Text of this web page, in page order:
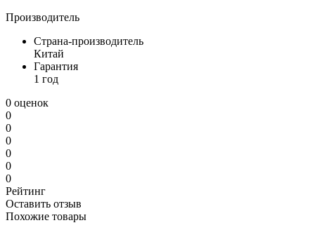
Производитель
Страна-производитель
Китай
Гарантия
1 год
0 оценок
0
0
0
0
0
0
Рейтинг
Оставить отзыв
Похожие товары